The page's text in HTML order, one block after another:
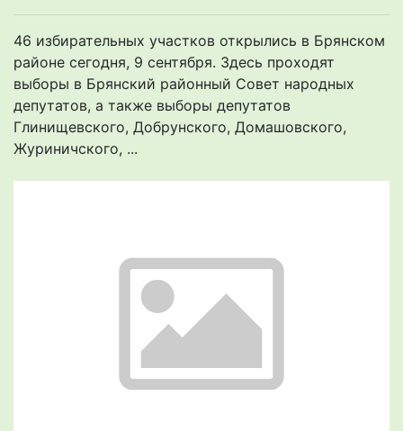
46 избирательных участков открылись в Брянском
районе сегодня, 9 сентября. Здесь проходят
выборы в Брянский районный Совет народных
депутатов, а также выборы депутатов
Глинищевского, Добрунского, Домашовского,
Журиничского, ...